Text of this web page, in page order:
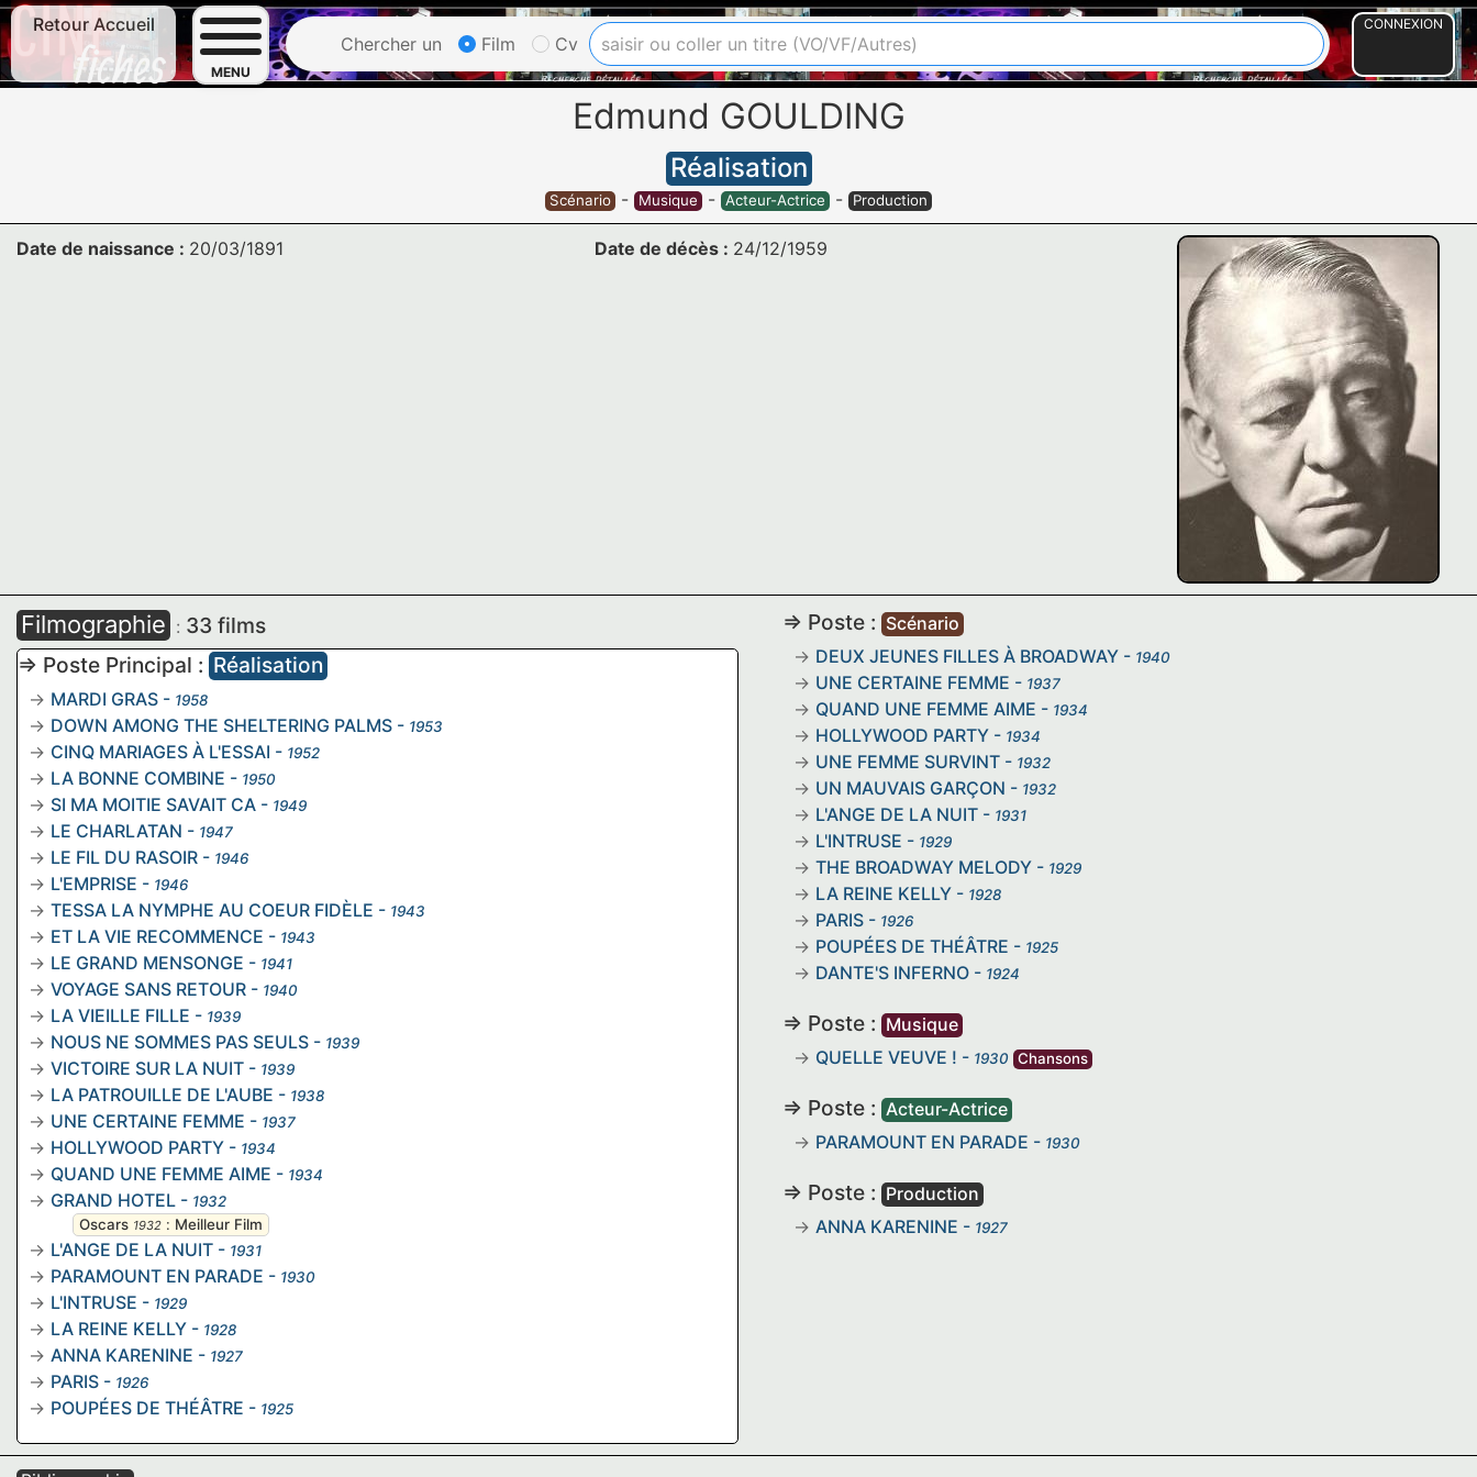
Retour Accueil
MENU
Chercher un Film Cv
CONNEXION
Edmund GOULDING
Réalisation
Scénario - Musique - Acteur-Actrice - Production
Date de naissance : 20/03/1891 Date de décès : 24/12/1959
Filmographie : 33 films
=> Poste Principal : Réalisation
MARDI GRAS - 1958
DOWN AMONG THE SHELTERING PALMS - 1953
CINQ MARIAGES À L'ESSAI - 1952
LA BONNE COMBINE - 1950
SI MA MOITIE SAVAIT CA - 1949
LE CHARLATAN - 1947
LE FIL DU RASOIR - 1946
L'EMPRISE - 1946
TESSA LA NYMPHE AU COEUR FIDÈLE - 1943
ET LA VIE RECOMMENCE - 1943
LE GRAND MENSONGE - 1941
VOYAGE SANS RETOUR - 1940
LA VIEILLE FILLE - 1939
NOUS NE SOMMES PAS SEULS - 1939
VICTOIRE SUR LA NUIT - 1939
LA PATROUILLE DE L'AUBE - 1938
UNE CERTAINE FEMME - 1937
HOLLYWOOD PARTY - 1934
QUAND UNE FEMME AIME - 1934
GRAND HOTEL - 1932
Oscars 1932 : Meilleur Film
L'ANGE DE LA NUIT - 1931
PARAMOUNT EN PARADE - 1930
L'INTRUSE - 1929
LA REINE KELLY - 1928
ANNA KARENINE - 1927
PARIS - 1926
POUPÉES DE THÉÂTRE - 1925
=> Poste : Scénario
DEUX JEUNES FILLES À BROADWAY - 1940
UNE CERTAINE FEMME - 1937
QUAND UNE FEMME AIME - 1934
HOLLYWOOD PARTY - 1934
UNE FEMME SURVINT - 1932
UN MAUVAIS GARÇON - 1932
L'ANGE DE LA NUIT - 1931
L'INTRUSE - 1929
THE BROADWAY MELODY - 1929
LA REINE KELLY - 1928
PARIS - 1926
POUPÉES DE THÉÂTRE - 1925
DANTE'S INFERNO - 1924
=> Poste : Musique
QUELLE VEUVE ! - 1930 Chansons
=> Poste : Acteur-Actrice
PARAMOUNT EN PARADE - 1930
=> Poste : Production
ANNA KARENINE - 1927